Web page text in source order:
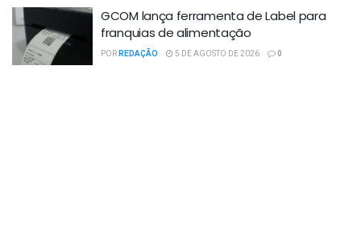
GCOM lança ferramenta de Label para
franquias de alimentação
PORREDAÇÃO 5 DE AGOSTO DE 2026 0